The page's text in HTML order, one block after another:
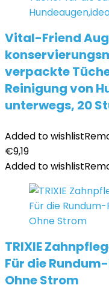
Vital-Friend
verpackte
Reinigung von
unterwegs, 20
Added to wishlist
€9,19
Added to wishlist
TRIXIE
Für die
Ohne Strom